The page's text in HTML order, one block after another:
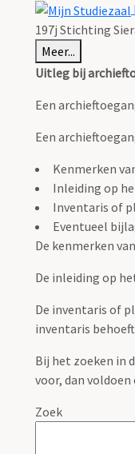
197j Stichting
Meer...
Uitleg bij
Een
Een
Kenmerken
Inleiding op
Inventaris of
Eventueel
De kenmerken
De inleiding op
De inventaris of
inventaris
Bij het zoeken in
voor, dan voldoen
Zoek